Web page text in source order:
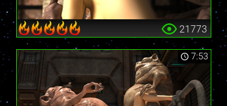
21773
7:53